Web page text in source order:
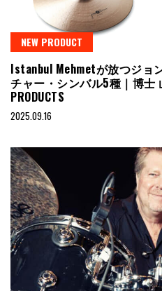
NEW PRODUCT
Istanbul Mehmetが放つジョ
チャー・シンバル5種｜博士
PRODUCTS
2025.09.16